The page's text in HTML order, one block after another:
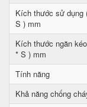
Kích thước sử dụng
S ) mm
Kích thước ngăn
* S ) mm
Tính năng
Khả năng chống